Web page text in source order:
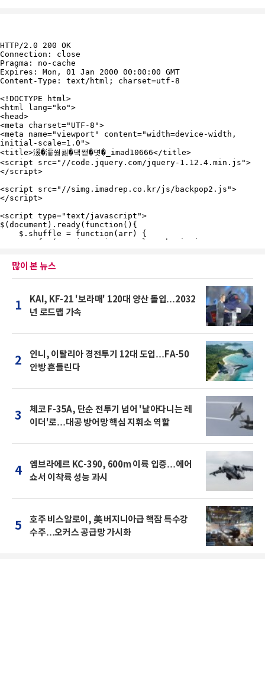
많이 본 뉴스
1
KAI, KF-21 '보라매' 120대 양산 돌입…2032
년 로드맵 가속
2
인니, 이탈리아 경전투기 12대 도입…FA-50
안방 흔들린다
3
체코 F-35A, 단순 전투기 넘어 '날아다니는 레
이더'로…대공 방어망 핵심 지휘소 역할
4
엠브라에르 KC-390, 600m 이륙 입증…에어
쇼서 이착륙 성능 과시
5
호주 비스알로이, 美 버지니아급 핵잠 특수강
수주…오커스 공급망 가시화